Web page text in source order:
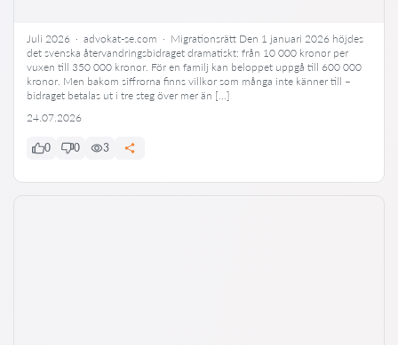
Juli 2026 · advokat-se.com · Migrationsrätt Den 1 januari 2026 höjdes
det svenska återvandringsbidraget dramatiskt: från 10 000 kronor per
vuxen till 350 000 kronor. För en familj kan beloppet uppgå till 600 000
kronor. Men bakom siffrorna finns villkor som många inte känner till –
bidraget betalas ut i tre steg över mer än […]
24.07.2026
0 0 3